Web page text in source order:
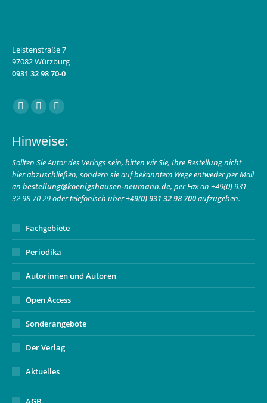
Leistenstraße 7
97082 Würzburg
0931 32 98 70-0
Finden Sie uns auf:
Facebook
opens
in
new
window
Instagram
opens
in
new
window
E-
page
opens
in
new
window
Hinweise:
Sollten Sie Autor des Verlags sein, bitten wir Sie, Ihre Bestellung nicht
hier abzuschließen, sondern sie auf bekanntem Wege entweder per Mail
an bestellung@koenigshausen-neumann.de, per Fax an +49(0) 931
32 98 70 29 oder telefonisch über+49(0) 931 32 98 700aufzugeben.
Fachgebiete
Periodika
Autorinnen und Autoren
Open Access
Sonderangebote
Der Verlag
Aktuelles